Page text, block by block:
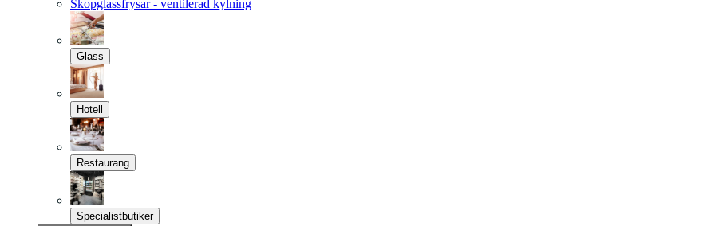
Skopglassfrysar - ventilerad kylning
Glass
Hotell
Restaurang
Specialistbutiker